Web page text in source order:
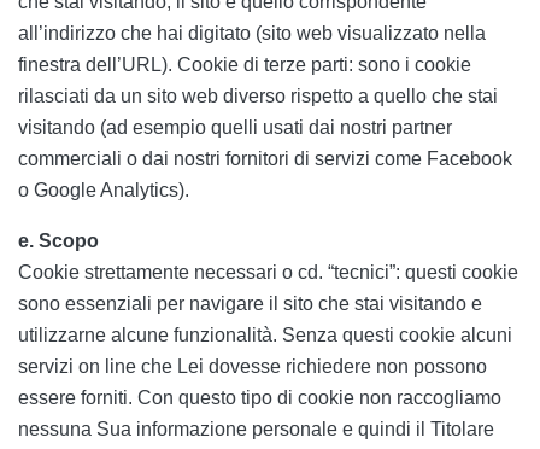
all’indirizzo che hai digitato (sito web visualizzato nella
finestra dell’URL). Cookie di terze parti: sono i cookie
rilasciati da un sito web diverso rispetto a quello che stai
visitando (ad esempio quelli usati dai nostri partner
commerciali o dai nostri fornitori di servizi come Facebook
o Google Analytics).
e. Scopo
Cookie strettamente necessari o cd. “tecnici”: questi cookie
sono essenziali per navigare il sito che stai visitando e
utilizzarne alcune funzionalità. Senza questi cookie alcuni
servizi on line che Lei dovesse richiedere non possono
essere forniti. Con questo tipo di cookie non raccogliamo
nessuna Sua informazione personale e quindi il Titolare